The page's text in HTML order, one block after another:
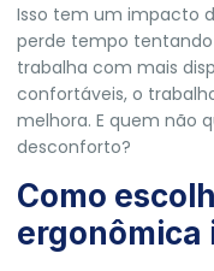
Isso tem um impacto
perde tempo
trabalha com mais
confortáveis, o
melhora. E quem não
desconforto?
Como
ergonômica